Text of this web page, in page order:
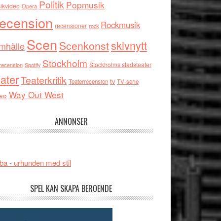
Opera Politik Popmusik
recensioner rock Rockmusik
Scen Scenkonstskivnytt
Spotify Stockholm Stockholms stadsteater
Teaterkritik Teaterrecension tv TV-serie
Way Out West
ANNONSER
- urhunden med stil
SPEL KAN SKAPA BEROENDE